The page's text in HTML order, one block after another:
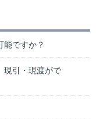
能ですか？
現引・現渡がで